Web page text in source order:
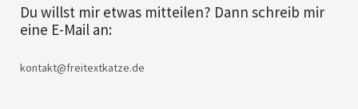
Du willst mir etwas mitteilen? Dann schreib mir
eine E-Mail an:
kontakt@freitextkatze.de